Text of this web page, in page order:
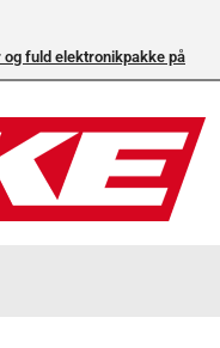
og fuld elektronikpakke på